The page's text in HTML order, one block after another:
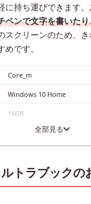
持ち運びできます。
ペンで文字を書いた
スクリーンのため、
です。
Core_m
Windows 10 Home
16GB
全部見る
ルトラブックの